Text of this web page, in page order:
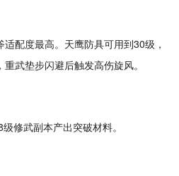
配度最高。天鹰防具可用到30级，
武垫步闪避后触发高伤旋风。
修武副本产出突破材料。